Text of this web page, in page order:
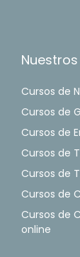
Cursos de
Cursos de
Cursos de
Cursos de
Cursos de
Cursos de
Cursos de
online